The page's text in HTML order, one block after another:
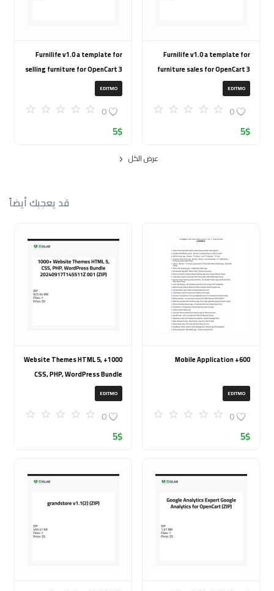
Furnilife v1.0 a template for
furniture sales for OpenCart 3
(ZIP)
EDITMO
0
5$
Furnilife v1.0 a template for
selling furniture for OpenCart 3
(ZIP)
EDITMO
0
5$
عرض الكل
قد يعجبك أيضاً
600+ Mobile Application
EDITMO
0
5$
1000+ Website Themes HTML 5,
CSS, PHP, WordPress Bundle
20240917T145511Z 001 (ZIP)
EDITMO
0
5$